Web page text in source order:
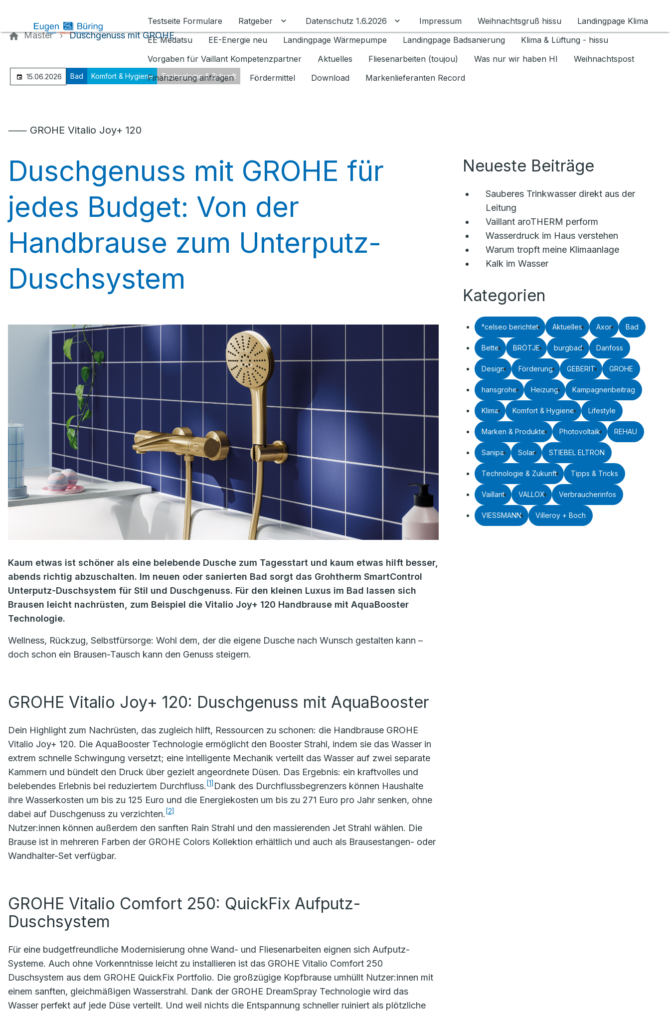
Testseite Formulare
Ratgeber Untermenü für Ratgeber umschalten
Datenschutz 1.6.2026 Untermenü für Datenschutz 1.6.2026 umschalten
Impressum Weihnachtsgruß hissu
Landingpage Klima
EE Medatsu
EE-Energie neu Landingpage Wärmepumpe Landingpage Badsanierung
Klima & Lüftung - hissu
Vorgaben für Vaillant Kompetenzpartner
Aktuelles Fliesenarbeiten (toujou) Was nur wir haben HI
Weihnachtspost
Finanzierung anfragen
Fördermittel Download Markenlieferanten Record
Master Duschgenuss mit GROHE
15.06.2026 Bad Komfort & Hygiene Technologie & Zukunft
⸺ GROHE Vitalio Joy+ 120
Duschgenuss mit GROHE für
jedes Budget: Von der
Handbrause zum Unterputz-
Duschsystem
Kaum etwas ist schöner als eine belebende Dusche zum Tagesstart und kaum etwas hilft besser,
abends richtig abzuschalten. Im neuen oder sanierten Bad sorgt das Grohtherm SmartControl
Unterputz-Duschsystem für Stil und Duschgenuss. Für den kleinen Luxus im Bad lassen sich
Brausen leicht nachrüsten, zum Beispiel die Vitalio Joy+ 120 Handbrause mit AquaBooster
Technologie.
Wellness, Rückzug, Selbstfürsorge: Wohl dem, der die eigene Dusche nach Wunsch gestalten kann –
doch schon ein Brausen-Tausch kann den Genuss steigern.
GROHE Vitalio Joy+ 120: Duschgenuss mit AquaBooster
Dein Highlight zum Nachrüsten, das zugleich hilft, Ressourcen zu schonen: die Handbrause GROHE
Vitalio Joy+ 120. Die AquaBooster Technologie ermöglicht den Booster Strahl, indem sie das Wasser in
extrem schnelle Schwingung versetzt; eine intelligente Mechanik verteilt das Wasser auf zwei separate
Kammern und bündelt den Druck über gezielt angeordnete Düsen. Das Ergebnis: ein kraftvolles und
belebendes Erlebnis bei reduziertem Durchfluss. [1] Dank des Durchflussbegrenzers können Haushalte
ihre Wasserkosten um bis zu 125 Euro und die Energiekosten um bis zu 271 Euro pro Jahr senken, ohne
dabei auf Duschgenuss zu verzichten. [2]
Nutzer:innen können außerdem den sanften Rain Strahl und den massierenden Jet Strahl wählen. Die
Brause ist in mehreren Farben der GROHE Colors Kollektion erhältlich und auch als Brausestangen- oder
Wandhalter-Set verfügbar.
GROHE Vitalio Comfort 250: QuickFix Aufputz-
Duschsystem
Für eine budgetfreundliche Modernisierung ohne Wand- und Fliesenarbeiten eignen sich Aufputz-
Systeme. Auch ohne Vorkenntnisse leicht zu installieren ist das GROHE Vitalio Comfort 250
Duschsystem aus dem GROHE QuickFix Portfolio. Die großzügige Kopfbrause umhüllt Nutzer:innen mit
einem sanften, gleichmäßigen Wasserstrahl. Dank der GROHE DreamSpray Technologie wird das
Wasser perfekt auf jede Düse verteilt. Und weil nichts die Entspannung schneller ruiniert als plötzliche
Neueste Beiträge
Sauberes Trinkwasser direkt aus der
Leitung
Vaillant aroTHERM perform
Wasserdruck im Haus verstehen
Warum tropft meine Klimaanlage
Kalk im Wasser
Kategorien
°celseo berichtet Aktuelles Axor Bad
Bette BRÖTJE burgbad Danfoss
Design Förderung GEBERIT GROHE
hansgrohe Heizung Kampagnenbeitrag
Klima Komfort & Hygiene Lifestyle
Marken & Produkte Photovoltaik REHAU
Sanipa Solar STIEBEL ELTRON
Technologie & Zukunft Tipps & Tricks
Vaillant VALLOX Verbraucherinfos
VIESSMANN Villeroy + Boch